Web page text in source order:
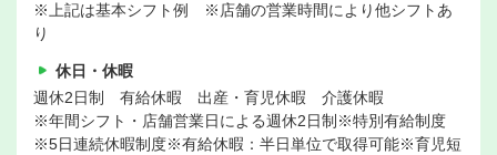
※上記は基本シフト例 ※店舗の営業時間により他シフトあ
り
休日・休暇
週休2日制 有給休暇 出産・育児休暇 介護休暇
※年間シフト・店舗営業日による週休2日制※特別有給制度
※5日連続休暇制度※有給休暇：半日単位で取得可能※育児短